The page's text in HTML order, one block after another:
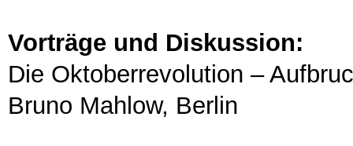
Vorträge und Diskussion:
Die Oktoberrevolution –
Bruno Mahlow, Berlin